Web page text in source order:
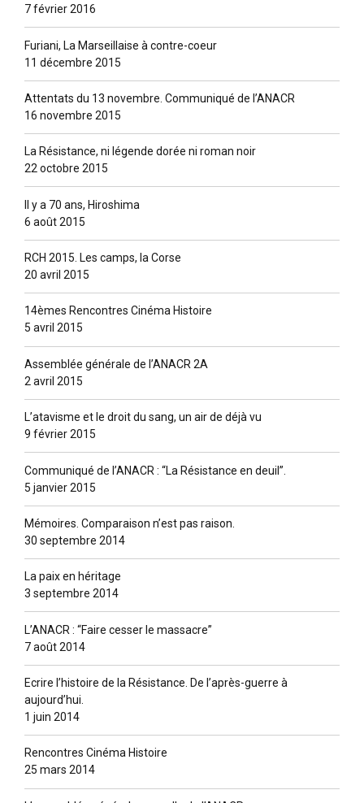
7 février 2016
Furiani, La Marseillaise à contre-coeur
11 décembre 2015
Attentats du 13 novembre. Communiqué de l’ANACR
16 novembre 2015
La Résistance, ni légende dorée ni roman noir
22 octobre 2015
Il y a 70 ans, Hiroshima
6 août 2015
RCH 2015. Les camps, la Corse
20 avril 2015
14èmes Rencontres Cinéma Histoire
5 avril 2015
Assemblée générale de l’ANACR 2A
2 avril 2015
L’atavisme et le droit du sang, un air de déjà vu
9 février 2015
Communiqué de l’ANACR : “La Résistance en deuil”.
5 janvier 2015
Mémoires. Comparaison n’est pas raison.
30 septembre 2014
La paix en héritage
3 septembre 2014
L’ANACR : “Faire cesser le massacre”
7 août 2014
Ecrire l’histoire de la Résistance. De l’après-guerre à
aujourd’hui.
1 juin 2014
Rencontres Cinéma Histoire
25 mars 2014